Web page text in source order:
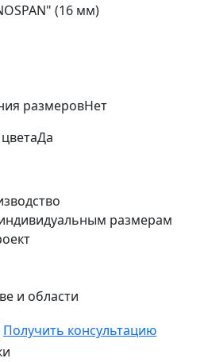
(16 мм)
размеровНет
Да
размерам
и области
Получить консультацию